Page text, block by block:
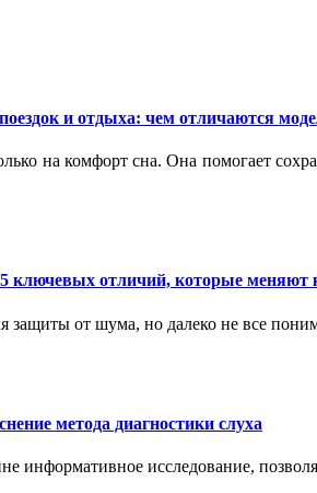
и отдыха: чем отличаются
на комфорт сна. Она помогает
отличий, которые меняют
от шума, но далеко не все
метода диагностики слуха
информативное исследование,